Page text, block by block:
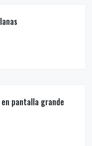
pantalla grande